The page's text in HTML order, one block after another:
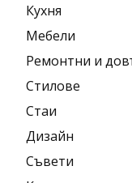
Кухня
Мебели
Ремонтни и
Стилове
Стаи
Дизайн
Съвети